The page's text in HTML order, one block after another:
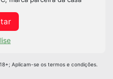
Aplicam-se os termos e condições.